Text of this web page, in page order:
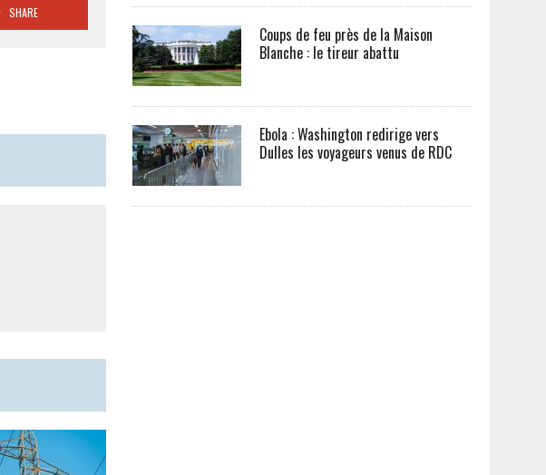
SHARE
Coups de feu près de la Maison
Blanche : le tireur abattu
Ebola : Washington redirige vers
Dulles les voyageurs venus de RDC